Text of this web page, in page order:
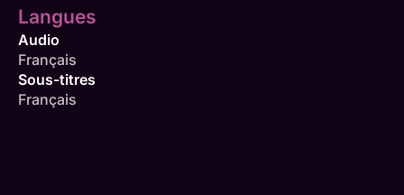
Langues
Audio
Français
Sous-titres
Français